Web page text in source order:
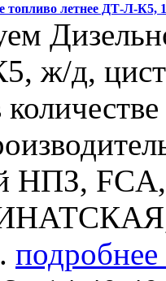
топливо летнее ДТ-Л-К5,
ж/д,
НПЗ, FCA,